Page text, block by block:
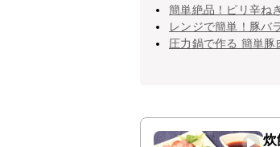
簡単絶品！ピリ辛ね
レンジで簡単！豚バ
圧力鍋で作る 簡単豚
炊